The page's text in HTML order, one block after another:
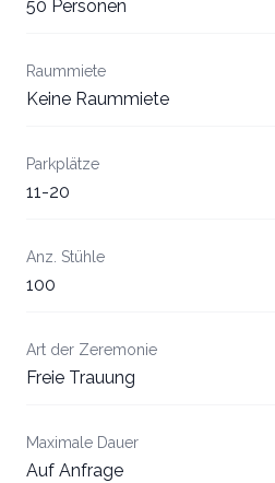
50 Personen
Raummiete
Keine Raummiete
Parkplätze
11-20
Anz. Stühle
100
Art der Zeremonie
Freie Trauung
Maximale Dauer
Auf Anfrage